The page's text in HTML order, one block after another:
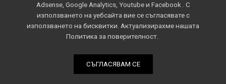
Adsense, Google Analytics, Youtube и Facebook . С
използването на уебсайта вие се съгласявате с
използването на бисквитки. Актуализирахме нашата
Политика за поверителност.
СЪГЛАСЯВАМ СЕ